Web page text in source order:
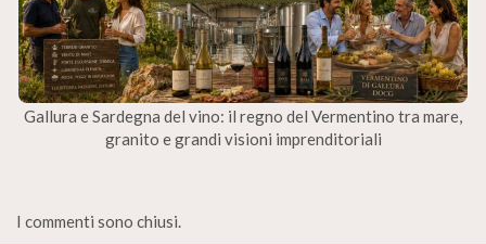
Gallura e Sardegna del vino: il regno del Vermentino tra mare,
granito e grandi visioni imprenditoriali
I commenti sono chiusi.